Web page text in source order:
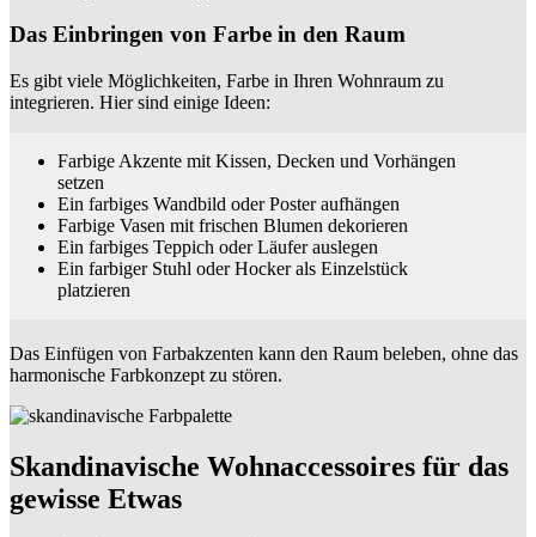
Das Einbringen von Farbe in den Raum
Es gibt viele Möglichkeiten, Farbe in Ihren Wohnraum zu
integrieren. Hier sind einige Ideen:
Farbige Akzente mit Kissen, Decken und Vorhängen
setzen
Ein farbiges Wandbild oder Poster aufhängen
Farbige Vasen mit frischen Blumen dekorieren
Ein farbiges Teppich oder Läufer auslegen
Ein farbiger Stuhl oder Hocker als Einzelstück
platzieren
Das Einfügen von Farbakzenten kann den Raum beleben, ohne das
harmonische Farbkonzept zu stören.
Skandinavische Wohnaccessoires für das
gewisse Etwas